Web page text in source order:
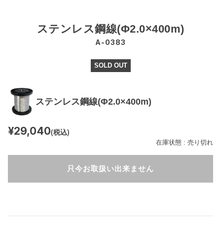
ステンレス鋼線(Φ2.0×400m)
A-0383
SOLD OUT
ステンレス鋼線(Φ2.0×400m)
在庫状態 : 売り切れ
¥29,040(税込)
只今お取扱い出来ません